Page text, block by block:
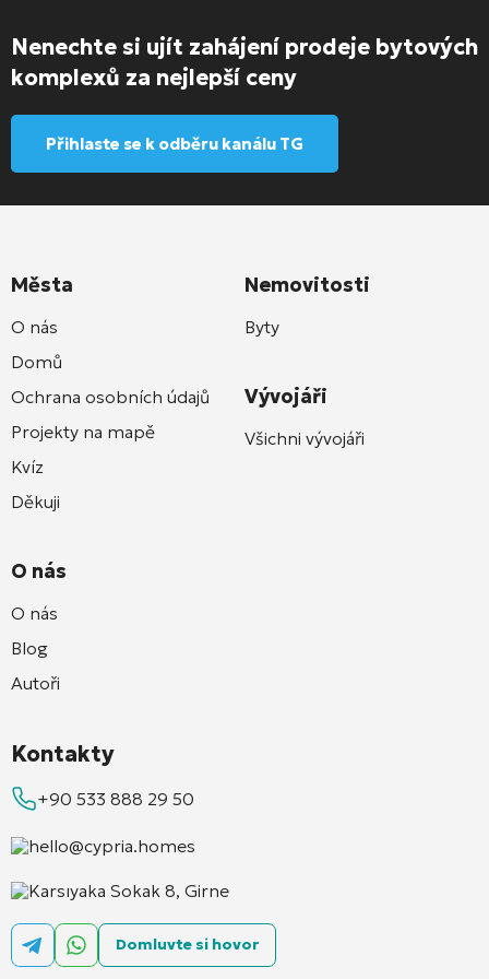
Nenechte si ujít zahájení prodeje bytových
komplexů za nejlepší ceny
Přihlaste se k odběru kanálu TG
Města
O nás
Domů
Ochrana osobních údajů
Projekty na mapě
Kvíz
Děkuji
O nás
O nás
Blog
Autoři
Nemovitosti
Byty
Vývojáři
Všichni vývojáři
Kontakty
+90 533 888 29 50
hello@cypria.homes
Karsıyaka Sokak 8, Girne
Domluvte si hovor